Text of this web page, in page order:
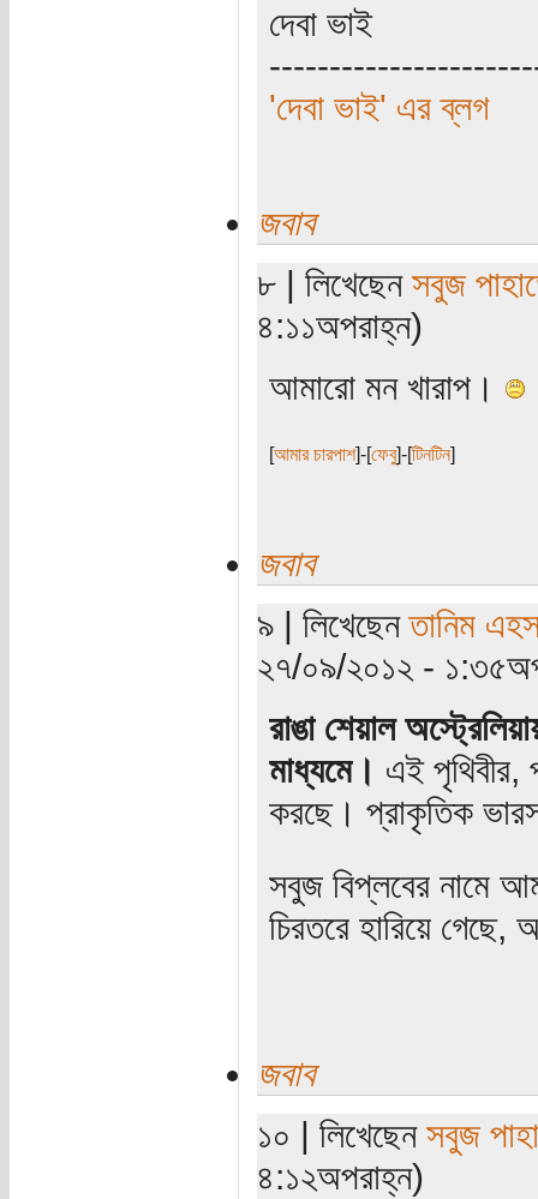
দেবা ভাই
'দেবা ভাই' এর ব্লগ
জবাব
৮ | লিখেছেন সবুজ
৪:১১অপরাহ্ন)
আমারো মন খারাপ।
[আমার চারপাশ]-[ফেবু]-[টিনটিন]
জবাব
৯ | লিখেছেনতানিম
২৭/০৯/২০১২ -
রাঙা শেয়াল
মাধ্যমে। এই পৃথিবীর,
করছে। প্রাকৃতিক
সবুজ বিপ্লবের নামে
চিরতরে হারিয়ে
জবাব
১০ | লিখেছেন সবুজ
৪:১২অপরাহ্ন)